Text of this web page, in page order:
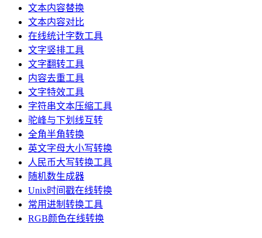
文本内容替换
文本内容对比
在线统计字数工具
文字竖排工具
文字翻转工具
内容去重工具
文字特效工具
字符串文本压缩工具
驼峰与下划线互转
全角半角转换
英文字母大小写转换
人民币大写转换工具
随机数生成器
Unix时间戳在线转换
常用进制转换工具
RGB颜色在线转换